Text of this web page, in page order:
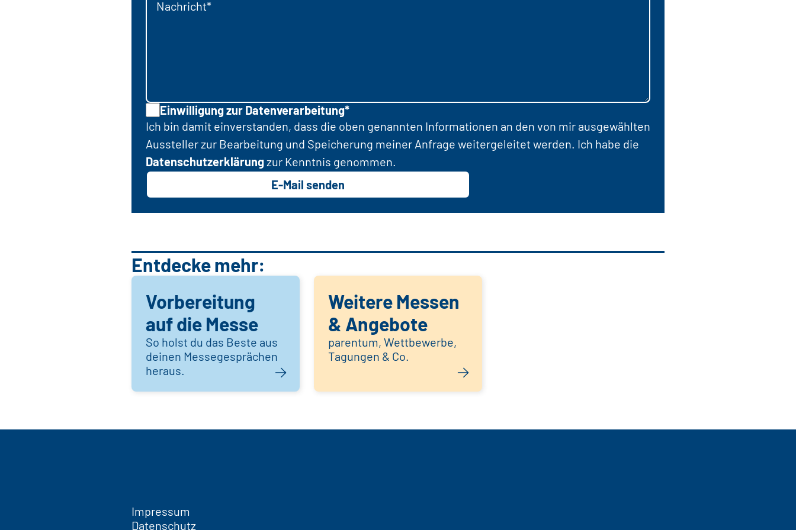
Nachricht*
Einwilligung zur Datenverarbeitung*
Ich bin damit einverstanden, dass die oben genannten Informationen an den von mir ausgewählten
Aussteller zur Bearbeitung und Speicherung meiner Anfrage weitergeleitet werden. Ich habe die
Datenschutzerklärungzur Kenntnis genommen.
E-Mail senden
Entdecke mehr:
Vorbereitung
auf die Messe
So holst du das Beste aus
deinen Messegesprächen
heraus.
Weitere Messen
& Angebote
parentum, Wettbewerbe,
Tagungen & Co.
Impressum
Datenschutz